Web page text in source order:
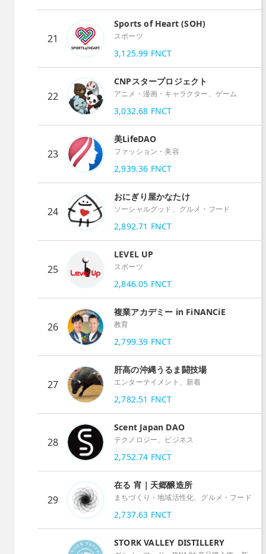
21
Sports of Heart (SOH)
スポーツ
3,125.99 FNCT
22
CNPスタープロジェクト
アニメ・漫画・キャラクター、ゲーム
3,032.68 FNCT
23
美LifeDAO
ファッション・美容
2,939.36 FNCT
24
おにぎり屋かなたけ
ソーシャルグッド、グルメ・フード
2,892.71 FNCT
25
LEVEL UP
スポーツ
2,846.05 FNCT
26
複業アカデミー in FiNANCiE
教育
2,799.39 FNCT
27
肝高の沖縄うるま闘技場
エンターテイメント、新着
2,782.51 FNCT
28
Scent Japan DAO
テクノロジー、ビジネス
2,752.74 FNCT
29
在る 宵｜天郷醸造所
まちづくり・地域活性化、グルメ・フード
2,737.63 FNCT
STORK VALLEY DISTILLERY